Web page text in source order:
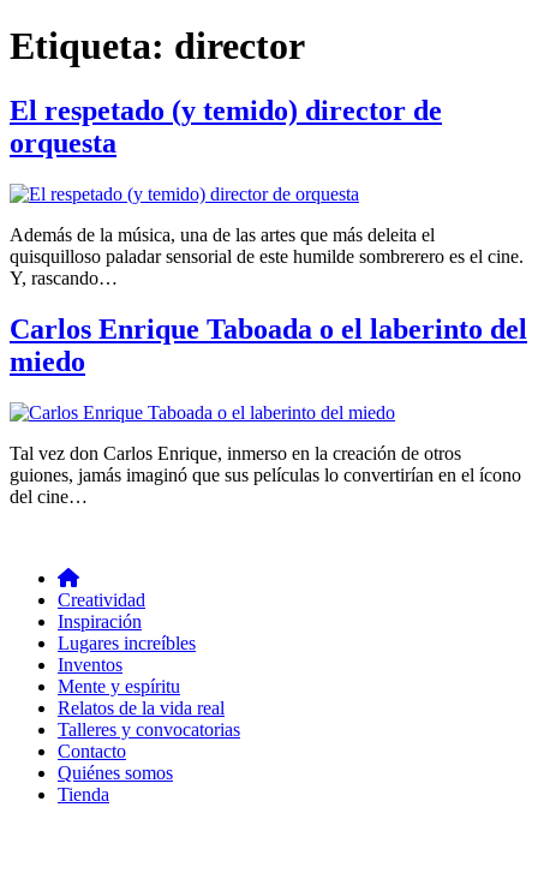
Etiqueta: director
El respetado (y temido) director de
orquesta
Además de la música, una de las artes que más deleita el
quisquilloso paladar sensorial de este humilde sombrerero es el cine.
Y, rascando…
Carlos Enrique Taboada o el laberinto del
miedo
Tal vez don Carlos Enrique, inmerso en la creación de otros
guiones, jamás imaginó que sus películas lo convertirían en el ícono
del cine…
Creatividad
Inspiración
Lugares increíbles
Inventos
Mente y espíritu
Relatos de la vida real
Talleres y convocatorias
Contacto
Quiénes somos
Tienda